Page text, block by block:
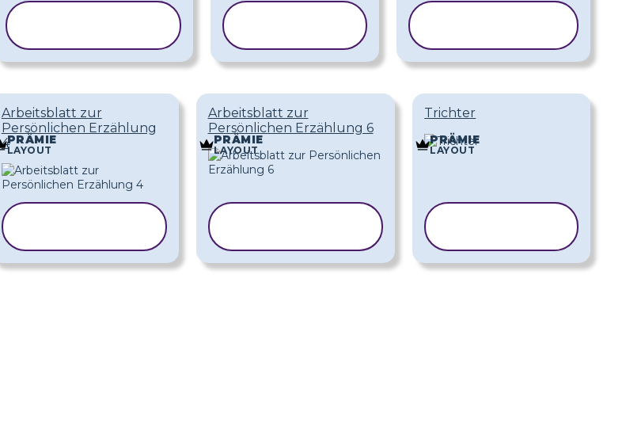
Arbeitsblatt zur
Persönlichen Erzählung
4PRÄMIE
LAYOUT
Arbeitsblatt zur
Persönlichen Erzählung 6
PRÄMIE
LAYOUT
Trichter
PRÄMIE
LAYOUT